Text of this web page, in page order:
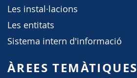
Les instal·lacions
Les entitats
Sistema intern d'informació
ÀREES TEMÀTIQUES